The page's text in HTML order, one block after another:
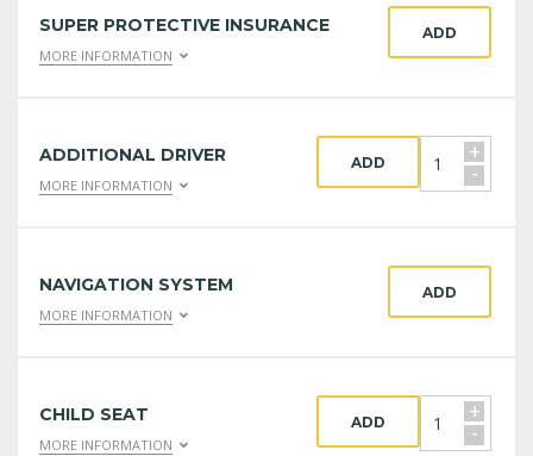
SUPER PROTECTIVE INSURANCE
MORE INFORMATION
ADD
ADDITIONAL DRIVER
MORE INFORMATION
+
-
ADD
NAVIGATION SYSTEM
MORE INFORMATION
ADD
CHILD SEAT
MORE INFORMATION
+
-
ADD